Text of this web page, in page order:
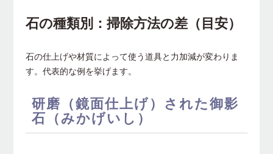
石の種類別：掃除方法の差（目安）
石の仕上げや材質によって使う道具と力加減が変わりま
す。代表的な例を挙げます。
研磨（鏡面仕上げ）された御影
石（みかげいし）